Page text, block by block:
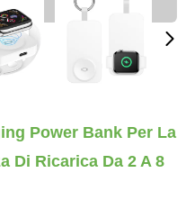
Power Bank Per La
Di Ricarica Da 2 A 8